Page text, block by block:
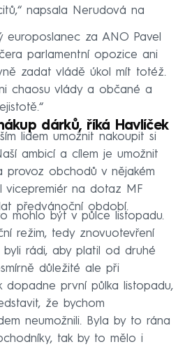
napsala Nerudová na
europoslanec za ANO Pavel
parlamentní opozice ani
zadat vládě úkol mít totéž.
chaosu vlády a občané a
dárků, říká Havlíček
lidem umožnit nakoupit si
ambicí a cílem je umožnit
provoz obchodů v nějakém
vicepremiér na dotaz MF
předvánoční období.
mohlo být v půlce listopadu.
režim, tedy znovuotevření
rádi, aby platil od druhé
důležité ale při
dopadne první půlka listopadu,
že bychom
neumožnili. Byla by to rána
tak by to mělo i